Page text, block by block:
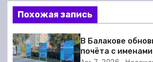
в
и
г
Похожая запись
В Балакове
почёта с